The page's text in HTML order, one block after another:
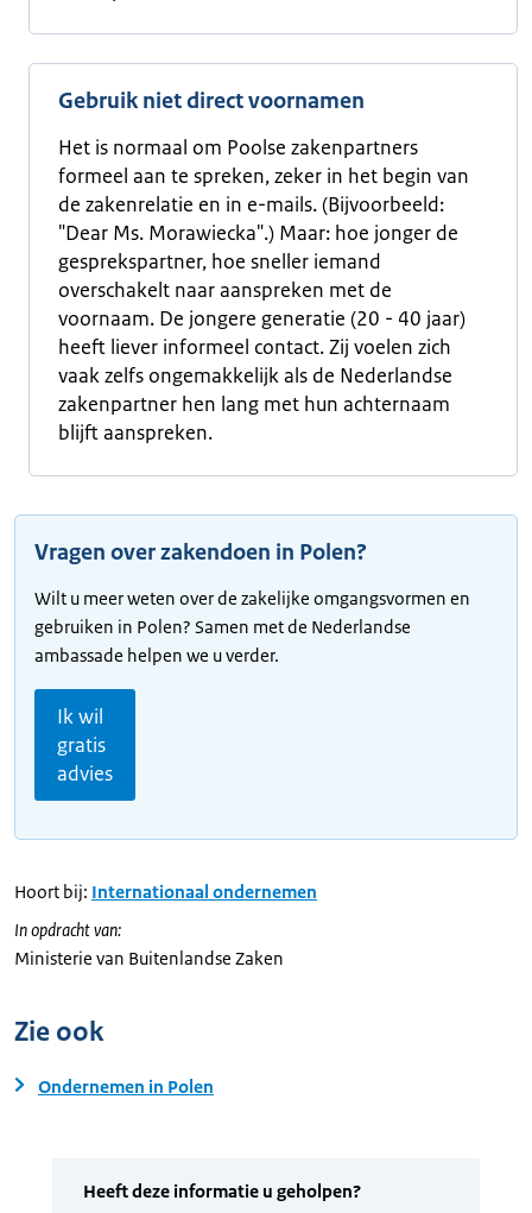
Gebruik niet direct voornamen
Het is normaal om Poolse zakenpartners
formeel aan te spreken, zeker in het begin van
de zakenrelatie en in e-mails. (Bijvoorbeeld:
"Dear Ms. Morawiecka".) Maar: hoe jonger de
gesprekspartner, hoe sneller iemand
overschakelt naar aanspreken met de
voornaam. De jongere generatie (20 - 40 jaar)
heeft liever informeel contact. Zij voelen zich
vaak zelfs ongemakkelijk als de Nederlandse
zakenpartner hen lang met hun achternaam
blijft aanspreken.
Vragen over zakendoen in Polen?
Wilt u meer weten over de zakelijke omgangsvormen en
gebruiken in Polen? Samen met de Nederlandse
ambassade helpen we u verder.
Ik wil
gratis
advies
Hoort bij: Internationaal ondernemen
In opdracht van:
Ministerie van Buitenlandse Zaken
Zie ook
Ondernemen in Polen